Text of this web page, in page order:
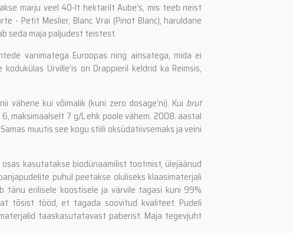
marju veel 40-lt hektarilt Aube’s, mis teeb neist
- Petit Meslier, Blanc Vrai (Pinot Blanc), haruldane
seda maja paljudest teistest.
vanimatega Euroopas ning ainsatega, mida ei
Urville’is on Drappieril keldrid ka Reimsis,
vähene kui võimalik (kuni zero dosage’ni). Kui brut
maksimaalselt 7 g/L ehk poole vähem. 2008. aastal
muutis see kogu stiili oksüdatiivsemaks ja veini
kasutatakse biodünaamilist tootmist, ülejäänud
puhul peetakse oluliseks klaasimaterjali
tänu erilisele koostisele ja värvile tagasi kuni 99%
tõsist tööd, et tagada soovitud kvaliteet. Pudeli
taaskasutatavast paberist. Maja tegevjuht